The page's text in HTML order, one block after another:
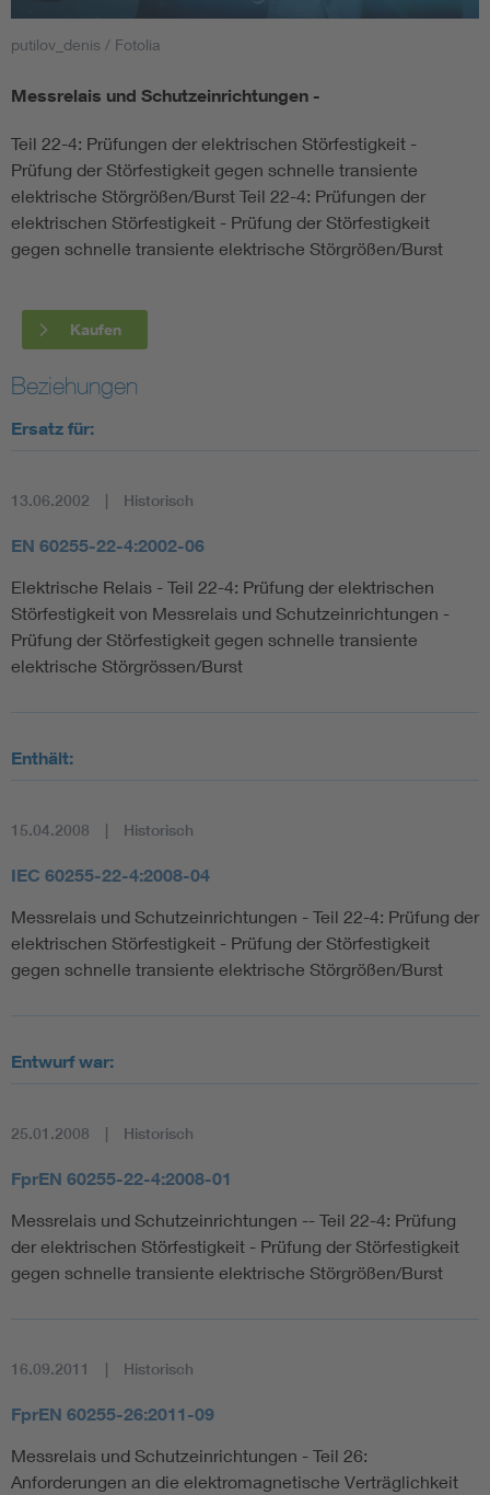
Smart Cities
DKE Fachinformationen im Kontext der Normung
Blitzschutz: DIN EN 62305 in der Übersicht
Circular Economy für mehr Ressourceneffizienz
DIN VDE 0100 für sichere Elektroinstallationen
putilov_denis / Fotolia
Messrelais und Schutzeinrichtungen -
Teil 22-4: Prüfungen der elektrischen Störfestigkeit -
Prüfung der Störfestigkeit gegen schnelle transiente
elektrische Störgrößen/Burst Teil 22-4: Prüfungen der
elektrischen Störfestigkeit - Prüfung der Störfestigkeit
gegen schnelle transiente elektrische Störgrößen/Burst
Kaufen
Beziehungen
Ersatz für:
13.06.2002 Historisch
EN 60255-22-4:2002-06
Elektrische Relais - Teil 22-4: Prüfung der elektrischen
Störfestigkeit von Messrelais und Schutzeinrichtungen -
Prüfung der Störfestigkeit gegen schnelle transiente
elektrische Störgrössen/Burst
Enthält:
15.04.2008 Historisch
IEC 60255-22-4:2008-04
Messrelais und Schutzeinrichtungen - Teil 22-4: Prüfung der
elektrischen Störfestigkeit - Prüfung der Störfestigkeit
gegen schnelle transiente elektrische Störgrößen/Burst
Entwurf war:
25.01.2008 Historisch
FprEN 60255-22-4:2008-01
Messrelais und Schutzeinrichtungen -- Teil 22-4: Prüfung
der elektrischen Störfestigkeit - Prüfung der Störfestigkeit
gegen schnelle transiente elektrische Störgrößen/Burst
16.09.2011 Historisch
FprEN 60255-26:2011-09
Messrelais und Schutzeinrichtungen - Teil 26:
Anforderungen an die elektromagnetische Verträglichkeit